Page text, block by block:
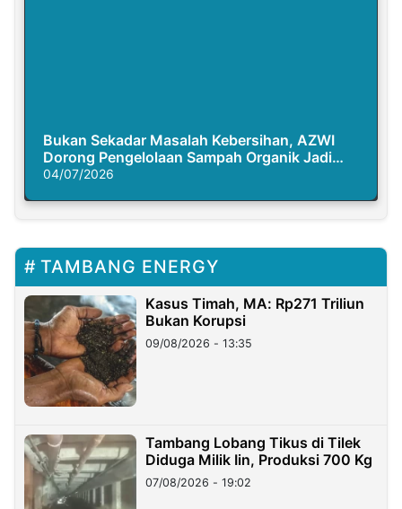
Bukan Sekadar Masalah Kebersihan, AZWI
Dorong Pengelolaan Sampah Organik Jadi
Solusi Krisis Iklim
04/07/2026
TAMBANG ENERGY
Kasus Timah, MA: Rp271 Triliun
Bukan Korupsi
09/08/2026 - 13:35
Tambang Lobang Tikus di Tilek
Diduga Milik Iin, Produksi 700 Kg
07/08/2026 - 19:02